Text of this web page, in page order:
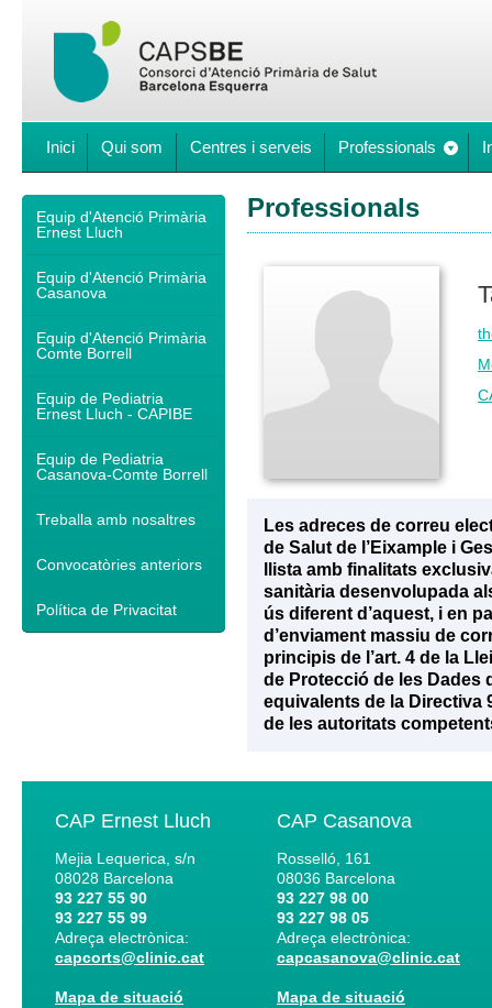
Inici Qui som Centres i serveis Professionals
Equip d'Atenció Primària
Ernest Lluch
Equip d'Atenció Primària
Casanova
Equip d'Atenció Primària
Comte Borrell
Equip de Pediatria
Ernest Lluch - CAPIBE
Equip de Pediatria
Casanova-Comte Borrell
Treballa amb nosaltres
Convocatòries anteriors
Política de Privacitat
Professionals
Les adreces de correu
de Salut de l’Eixample i
llista amb finalitats
sanitària desenvolupada
ús diferent d’aquest, i en
d’enviament massiu de
principis de l’art. 4 de la
de Protecció de les Dades
equivalents de la Directiva
de les autoritats
CAP Ernest Lluch
Mejia Lequerica, s/n
08028 Barcelona
93 227 55 90
93 227 55 99
Adreça electrònica:
capcorts@clinic.cat
Mapa de situació
CAP Casanova
Rosselló, 161
08036 Barcelona
93 227 98 00
93 227 98 05
Adreça electrònica:
capcasanova@clinic.cat
Mapa de situació